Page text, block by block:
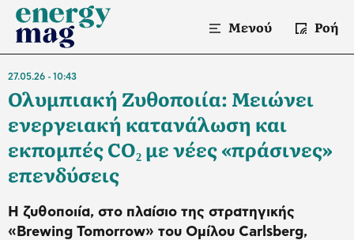
Μενού Ροή
27.05.26 10:43
Ολυμπιακή Ζυθοποιία: Μειώνει
ενεργειακή κατανάλωση και
εκπομπές CO₂ με νέες «πράσινες»
επενδύσεις
Η ζυθοποιία, στο πλαίσιο της στρατηγικής
«Brewing Tomorrow» του Ομίλου Carlsberg,